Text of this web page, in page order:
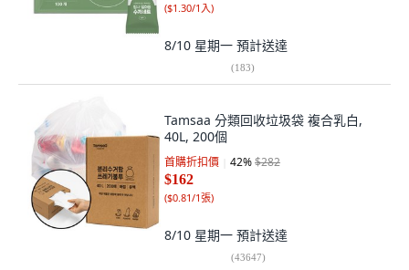
($1.30/1入)
8/10 星期一 預計送達
(183)
Tamsaa 分類回收垃圾袋 複合乳白,
40L, 200個
首購折扣價 42%$282
$162
($0.81/1張)
8/10 星期一 預計送達
(43647)